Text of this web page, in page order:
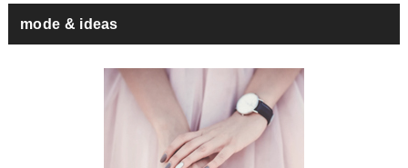
mode & ideas